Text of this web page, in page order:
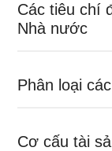
Các tiêu chí
Nhà nước
Phân loại
Cơ cấu tài